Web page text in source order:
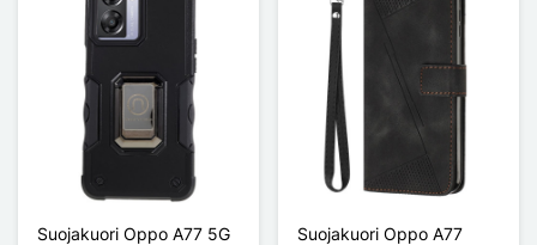
Suojakuori Oppo A77 5G
Suojakuori Oppo A77